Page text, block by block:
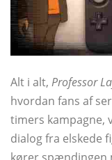
Alt i alt, Professor
hvordan fans af
timers kampagne,
dialog fra elskede